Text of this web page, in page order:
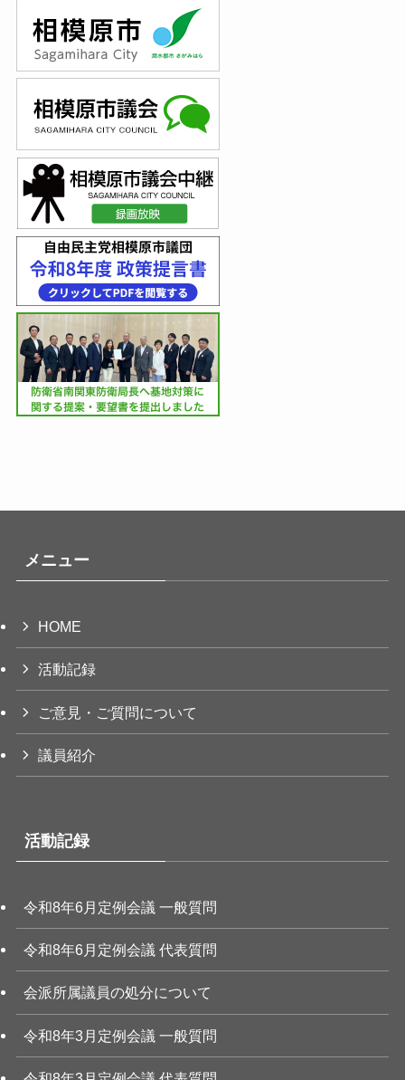
メニュー
HOME
活動記録
ご意見・ご質問について
議員紹介
活動記録
令和8年6月定例会議 一般質問
令和8年6月定例会議 代表質問
会派所属議員の処分について
令和8年3月定例会議 一般質問